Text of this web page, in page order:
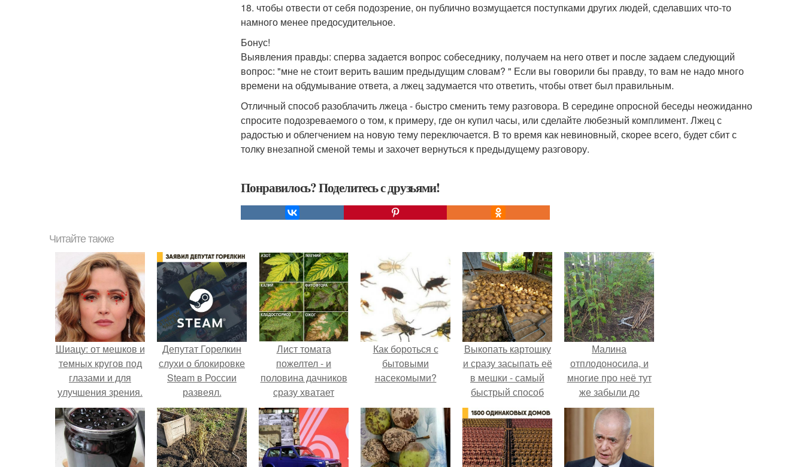
18. чтобы отвести от себя подозрение, он публично возмущается поступками других людей, сделавших что-то
намного менее предосудительное.
Бонус!
Выявления правды: сперва задается вопрос собеседнику, получаем на него ответ и после задаем следующий
вопрос: "мне не стоит верить вашим предыдущим словам? " Если вы говорили бы правду, то вам не надо много
времени на обдумывание ответа, а лжец задумается что ответить, чтобы ответ был правильным.
Отличный способ разоблачить лжеца - быстро сменить тему разговора. В середине опросной беседы неожиданно
спросите подозреваемого о том, к примеру, где он купил часы, или сделайте любезный комплимент. Лжец с
радостью и облегчением на новую тему переключается. В то время как невиновный, скорее всего, будет сбит с
толку внезапной сменой темы и захочет вернуться к предыдущему разговору.
Понравилось? Поделитесь с друзьями!
Читайте также
Шиацу: от мешков и
темных кругов под
глазами и для
улучшения зрения.
Депутат Горелкин
слухи о блокировке
Steam в России
развеял.
Лист томата
пожелтел - и
половина дачников
сразу хватает
удобрение.
Как бороться с
бытовыми
насекомыми?
Выкопать картошку
и сразу засыпать её
в мешки - самый
быстрый способ
спрятать вместе с
урожаем гниль,
порезы и больные
клубни.
Малина
отплодоносила, и
многие про неё тут
же забыли до
следующего лета.